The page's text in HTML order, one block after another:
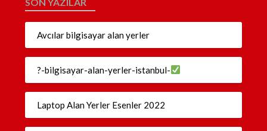
Avcılar bilgisayar alan yerler
?-bilgisayar-alan-yerler-istanbul-
Laptop Alan Yerler Esenler 2022